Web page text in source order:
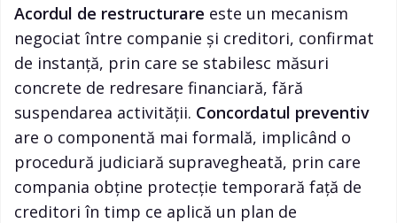
Acordul de restructurare este un mecanism
negociat între companie și creditori, confirmat
de instanță, prin care se stabilesc măsuri
concrete de redresare financiară, fără
suspendarea activității. Concordatul preventiv
are o componentă mai formală, implicând o
procedură judiciară supravegheată, prin care
compania obține protecție temporară față de
creditori în timp ce aplică un plan de